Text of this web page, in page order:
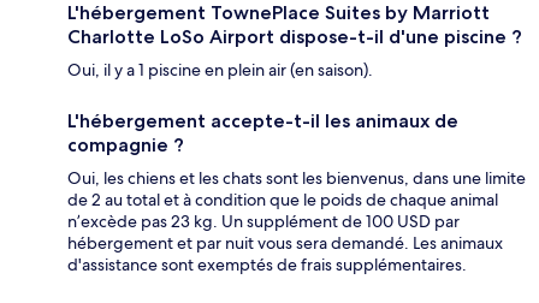
L'hébergement TownePlace Suites by Marriott
Charlotte LoSo Airport dispose-t-il d'une piscine ?
Oui, il y a 1 piscine en plein air (en saison).
L'hébergement accepte-t-il les animaux de
compagnie ?
Oui, les chiens et les chats sont les bienvenus, dans une limite
de 2 au total et à condition que le poids de chaque animal
n’excède pas 23 kg. Un supplément de 100 USD par
hébergement et par nuit vous sera demandé. Les animaux
d'assistance sont exemptés de frais supplémentaires.